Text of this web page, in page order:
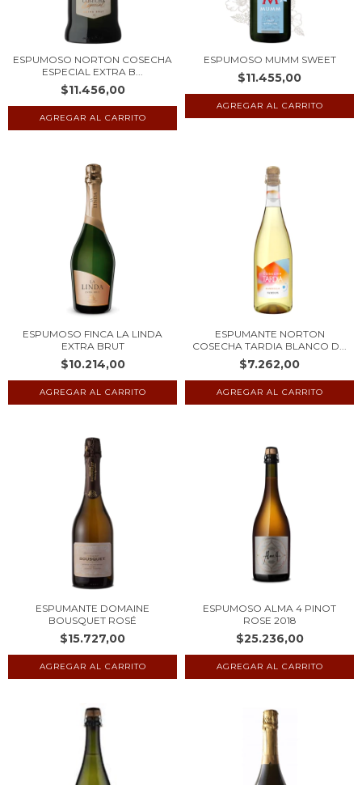
ESPUMOSO NORTON COSECHA
ESPECIAL EXTRA B...
$11.456,00
ESPUMOSO MUMM SWEET
$11.455,00
ESPUMOSO FINCA LA LINDA
EXTRA BRUT
$10.214,00
ESPUMANTE NORTON
COSECHA TARDIA BLANCO D...
$7.262,00
ESPUMANTE DOMAINE
BOUSQUET ROSÉ
$15.727,00
ESPUMOSO ALMA 4 PINOT
ROSE 2018
$25.236,00